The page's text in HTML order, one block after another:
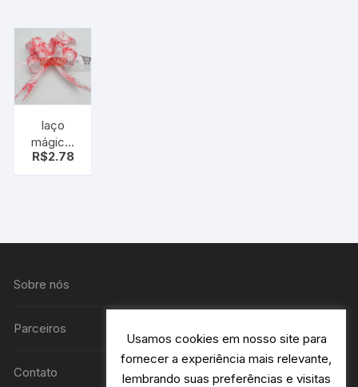
uni
laço
mágico,
laço fácil,
uni
R$2.78
Sobre nós
Parceiros
Contato
Usamos cookies em nosso site para
fornecer a experiência mais relevante,
lembrando suas preferências e visitas